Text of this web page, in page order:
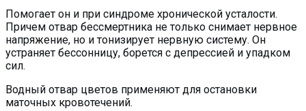
Помогает он и при синдроме хронической усталости.
Причем отвар бессмертника не только снимает нервное
напряжение, но и тонизирует нервную систему. Он
устраняет бессонницу, борется с депрессией и упадком
сил.
Водный отвар цветов применяют для остановки
маточных кровотечений.